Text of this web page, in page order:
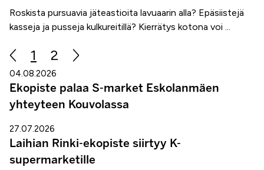
Roskista pursuavia jäteastioita lavuaarin alla? Epäsiistejä
kasseja ja pusseja kulkureitillä? Kierrätys kotona voi ...
1 2
04.08.2026
Ekopiste palaa S-market Eskolanmäen
yhteyteen Kouvolassa
27.07.2026
Laihian Rinki-ekopiste siirtyy K-
supermarketille